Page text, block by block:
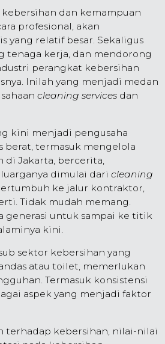
kebersihan dan kemampuan
profesional, akan
yang relatif besar. Sekaligus
tenaga kerja, dan mendorong
perangkat kebersihan
Inilah yang menjadi medan
cleaning services dan
kini menjadi pengusaha
berat, termasuk mengelola
Jakarta, bercerita,
dimulai dari cleaning
ke jalur kontraktor,
Tidak mudah memang.
generasi untuk sampai ke titik
kini.
sektor kebersihan yang
atau toilet, memerlukan
Termasuk konsistensi
aspek yang menjadi faktor
terhadap kebersihan, nilai-nilai